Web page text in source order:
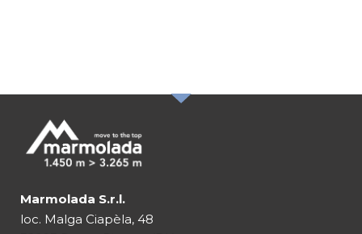
Marmolada S.r.l.
loc. Malga Ciapèla, 48